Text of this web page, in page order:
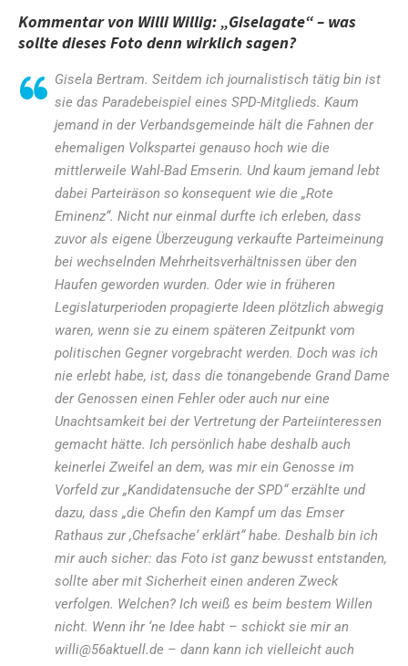
Kommentar von Willi Willig: „Giselagate“ – was
sollte dieses Foto denn wirklich sagen?
Gisela Bertram. Seitdem ich journalistisch tätig bin ist
sie das Paradebeispiel eines SPD-Mitglieds. Kaum
jemand in der Verbandsgemeinde hält die Fahnen der
ehemaligen Volkspartei genauso hoch wie die
mittlerweile Wahl-Bad Emserin. Und kaum jemand lebt
dabei Parteiräson so konsequent wie die „Rote
Eminenz“. Nicht nur einmal durfte ich erleben, dass
zuvor als eigene Überzeugung verkaufte Parteimeinung
bei wechselnden Mehrheitsverhältnissen über den
Haufen geworden wurden. Oder wie in früheren
Legislaturperioden propagierte Ideen plötzlich abwegig
waren, wenn sie zu einem späteren Zeitpunkt vom
politischen Gegner vorgebracht werden. Doch was ich
nie erlebt habe, ist, dass die tonangebende Grand Dame
der Genossen einen Fehler oder auch nur eine
Unachtsamkeit bei der Vertretung der Parteiinteressen
gemacht hätte. Ich persönlich habe deshalb auch
keinerlei Zweifel an dem, was mir ein Genosse im
Vorfeld zur „Kandidatensuche der SPD“ erzählte und
dazu, dass „die Chefin den Kampf um das Emser
Rathaus zur ,Chefsache‘ erklärt“ habe. Deshalb bin ich
mir auch sicher: das Foto ist ganz bewusst entstanden,
sollte aber mit Sicherheit einen anderen Zweck
verfolgen. Welchen? Ich weiß es beim bestem Willen
nicht. Wenn ihr ‘ne Idee habt – schickt sie mir an
willi@56aktuell.de – dann kann ich vielleicht auch